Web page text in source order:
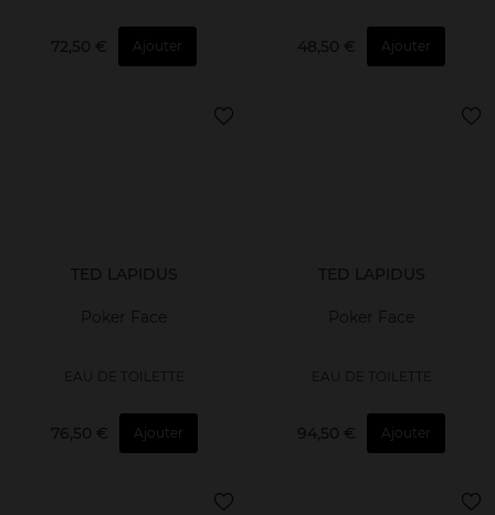
72,50 € Ajouter 48,50 € Ajouter
TED LAPIDUS
Poker Face
EAU DE TOILETTE
76,50 € Ajouter
TED LAPIDUS
Poker Face
EAU DE TOILETTE
94,50 € Ajouter